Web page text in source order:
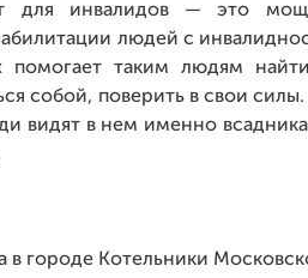
для инвалидов — это
людей с
помогает таким людям
собой, поверить в свои
видят в нем именно
в городе Котельники